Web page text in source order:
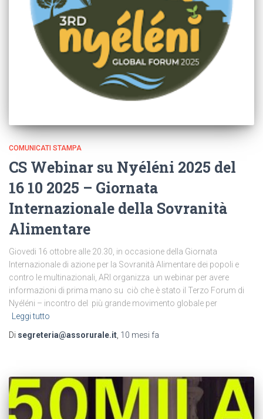
COMUNICATI STAMPA
CS Webinar su Nyéléni 2025 del
16 10 2025 – Giornata
Internazionale della Sovranità
Alimentare
Giovedi 16 ottobre alle 20.30, in occasione della Giornata
Internazionale di azione per la Sovranità Alimentare dei popoli e
contro le multinazionali, ARI organizza un webinar per avere
informazioni di prima mano su ciò che è stato il Terzo Forum di
Nyéléni – incontro del più grande movimento globale per
Leggi tutto
Di segreteria@assorurale.it 10 mesi fa